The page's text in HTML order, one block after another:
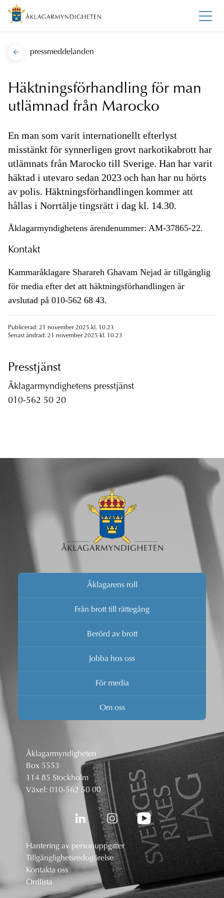
pressmeddelanden
Häktningsförhandling för man
utlämnad från Marocko
En man som varit internationellt efterlyst
misstänkt för synnerligen grovt narkotikabrott har
utlämnats från Marocko till Sverige. Han har varit
häktad i utevaro sedan 2023 och han har nu hörts
av polis. Häktningsförhandlingen kommer att
hållas i Norrtälje tingsrätt i dag kl. 14.30.
Åklagarmyndighetens ärendenummer: AM-37865-22.
Kontakt
Kammaråklagare Sharareh Ghavam Nejad är tillgänglig
för media efter det att häktningsförhandlingen är
avslutad på 010-562 68 43.
Publicerad: 21 november 2025 kl. 10.23
Senast ändrad: 21 november 2025 kl. 10.23
Presstjänst
Åklagarmyndighetens presstjänst
010-562 50 20
Åklagarens roll
Från brott till rättegång
Berörd av brott
Jobba hos oss
För media
Om oss
Åklagarmyndigheten
Box 5553
114 85 Stockholm
Växel: 010-562 50 00
Hantering av personuppgifter
Tillgänglighetsredogörelse
Kontakta oss
Ordlista